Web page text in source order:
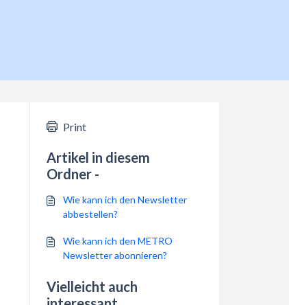
Print
Artikel in diesem
Ordner -
Wie kann ich den Newsletter
abbestellen?
Wie kann ich den METRO
Newsletter abonnieren?
Vielleicht auch